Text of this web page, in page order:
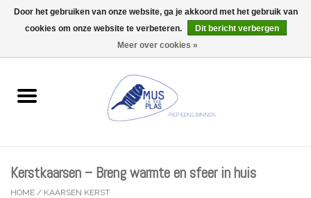
0 Artikelen - €0,00
Wenskaarten
Kerstkaarsen – Breng warmte en sfeer in huis
HOME / KAARSEN KERST
Door het gebruiken van onze website, ga je akkoord met het gebruik van
cookies om onze website te verbeteren.
Dit bericht verbergen
Meer over cookies »
Wij zijn uitzonderlijk gesloten op Do 06/08 en Do 13/08